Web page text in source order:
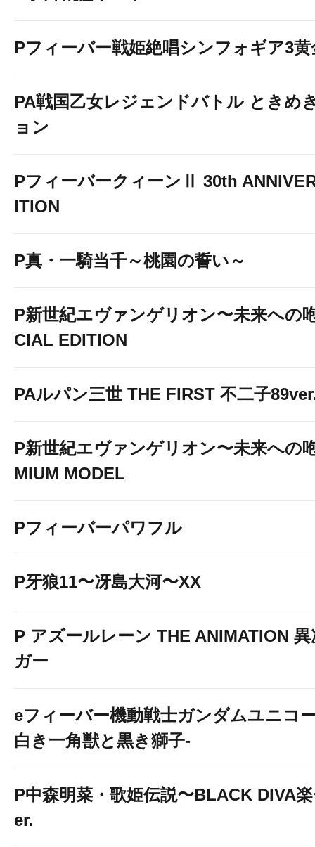
フロアマップ拡大
Pフィーバー戦姫絶唱シンフォギア3黄
PA戦国乙女レジェンドバトル ときめ
ョン
PフィーバークィーンⅡ 30th
ITION
P真・一騎当千～桃園の誓い～
P新世紀エヴァンゲリオン〜未来への
CIAL EDITION
PAルパン三世 THE FIRST 不二子
P新世紀エヴァンゲリオン〜未来への
MIUM MODEL
Pフィーバーパワフル
P牙狼11〜冴島大河〜XX
P アズールレーン THE ANIMATION
ガー
eフィーバー機動戦士ガンダムユニコ
白き一角獣と黒き獅子-
P中森明菜・歌姫伝説〜BLACK DIVA
er.